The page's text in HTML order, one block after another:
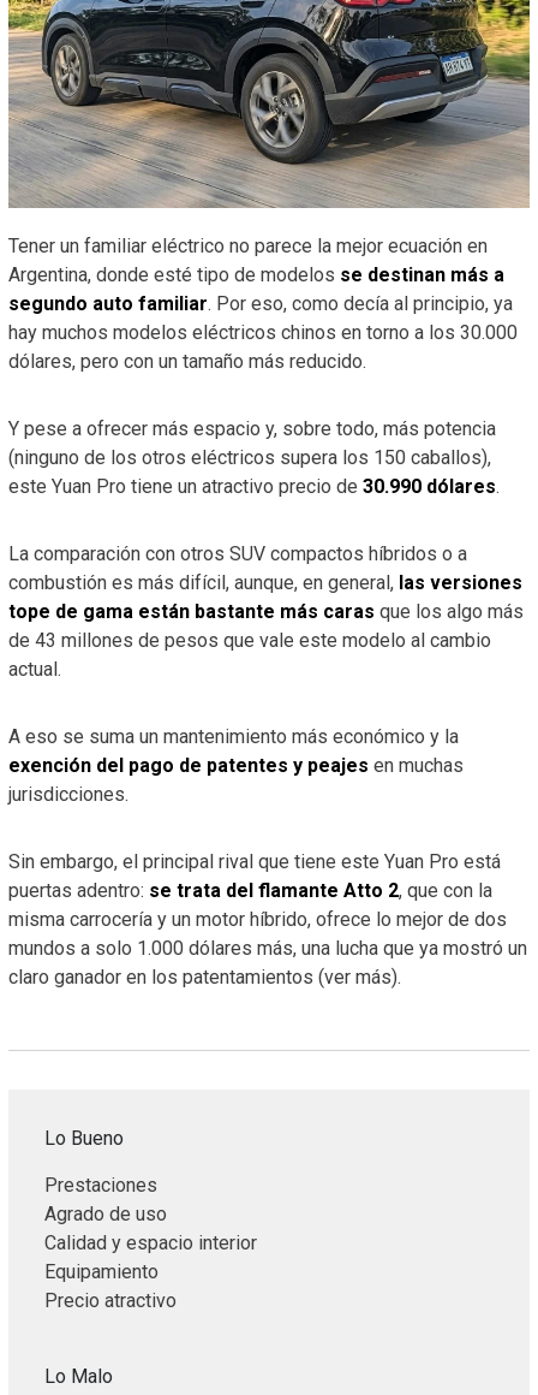
Tener un familiar eléctrico no parece la mejor ecuación en
Argentina, donde esté tipo de modelos se destinan más a
segundo auto familiar. Por eso, como decía al principio, ya
hay muchos modelos eléctricos chinos en torno a los 30.000
dólares, pero con un tamaño más reducido.
Y pese a ofrecer más espacio y, sobre todo, más potencia
(ninguno de los otros eléctricos supera los 150 caballos),
este Yuan Pro tiene un atractivo precio de 30.990 dólares.
La comparación con otros SUV compactos híbridos o a
combustión es más difícil, aunque, en general, las versiones
tope de gama están bastante más caras que los algo más
de 43 millones de pesos que vale este modelo al cambio
actual.
A eso se suma un mantenimiento más económico y la
exención del pago de patentes y peajes en muchas
jurisdicciones.
Sin embargo, el principal rival que tiene este Yuan Pro está
puertas adentro: se trata del flamante Atto 2, que con la
misma carrocería y un motor híbrido, ofrece lo mejor de dos
mundos a solo 1.000 dólares más, una lucha que ya mostró un
claro ganador en los patentamientos (ver más).
Lo Bueno
Prestaciones
Agrado de uso
Calidad y espacio interior
Equipamiento
Precio atractivo
Lo Malo